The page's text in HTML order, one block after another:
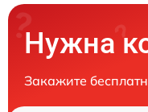
Нужна
Закажите